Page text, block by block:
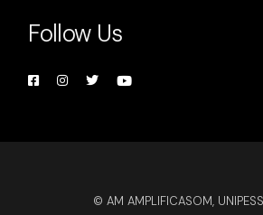
Follow Us
© AM AMPLIFICASOM,